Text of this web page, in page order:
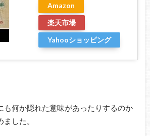
Amazon
楽天市場
Yahooショッピング
も何か隠れた意味があったりするのか
した。